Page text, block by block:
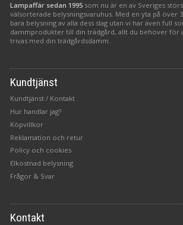
Lampaffär sedan 1995 som nu är en av Sveriges
välsorterade belysningsvaruhus. Med en yta på över
bara belysning av alla dess slag utan vi har även full
dammprodukter till din trädgård, allt du behöver för
trivas med din trädgårdsdamm.
Kundtjänst
Kundtjänst / Kontakt
Hur handlar jag?
Köpvillkor
Reklamation och retur
Policy och cookies
Elkostnad belysning
Frågor & Svar
Kontakt